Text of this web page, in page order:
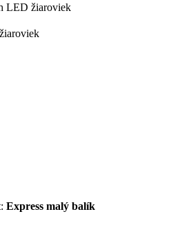
LED žiaroviek
Express malý balík